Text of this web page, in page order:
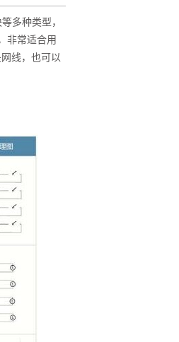
多种类型，
非常适合用
线，也可以